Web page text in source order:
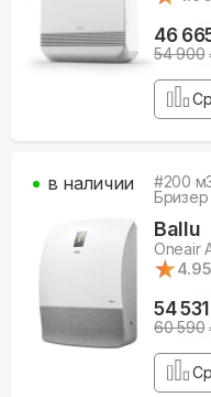
46
54 900
#200
Бризер
Ballu
Oneair
★
★4.95
54
60 590
в наличии